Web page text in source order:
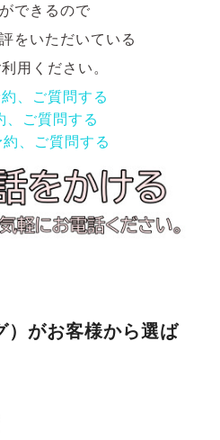
できるので
をいただいている
用ください。
、ご質問する
、ご質問する
、ご質問する
）がお客様から選ば